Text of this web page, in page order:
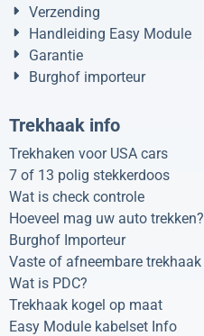
Verzending
Handleiding Easy Module
Garantie
Burghof importeur
Trekhaak info
Trekhaken voor USA cars
7 of 13 polig stekkerdoos
Wat is check controle
Hoeveel mag uw auto trekken?
Burghof Importeur
Vaste of afneembare trekhaak
Wat is PDC?
Trekhaak kogel op maat
Easy Module kabelset Info